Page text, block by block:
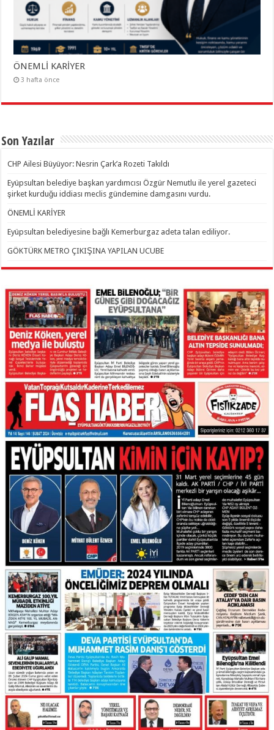
ÖNEMLİ KARİYER
3 hafta önce
Son Yazılar
CHP Ailesi Büyüyor: Nesrin Çark’a Rozeti Takıldı
Eyüpsultan belediye başkan yardımcısı Özgür Nemutlu ile yerel gazeteci
şirket kurduğu iddiası meclis gündemine damgasını vurdu.
ÖNEMLİ KARİYER
Eyüpsultan belediyesine bağlı Kemerburgaz adeta talan ediliyor.
GÖKTÜRK METRO ÇIKIŞINA YAPILAN UCUBE